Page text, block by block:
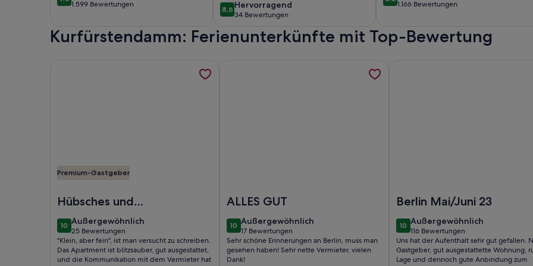
9,0 von 10
1.599 Bewertungen
(1.599
8,68,6 von 10
Hervorragend
hervorragend
34 Bewertungen
(34
bewertungen)
8,8 von 10
1.166 Bewertungen
(1.166
Kurfürstendamm: Ferienunterkünfte mit Top-Bewertung
Premium-Gastgeber
Hübsches und
sauberes Kleinod am
Stadtrand von Berlin
1010 von 10
Außergewöhnlich
außergewöhnlich
25 Bewertungen
(25
bewertungen)
"Klein, aber fein", ist man versucht zu schreiben.
Das Apartment ist blitzsauber, gut ausgestattet,
und die Kommunikation mit dem Vermieter hat
ALLES GUT
1010 von 10
Außergewöhnlich
außergewöhnlich
17 Bewertungen
(17
bewertungen)
Sehr schöne Erinnerungen an Berlin, muss man
gesehen haben! Sehr nette Vermieter, vielen
Dank!
Berlin Mai/Juni 23
1010 von 10
Außergewöhnlich
außergewöhnlich
116 Bewertungen
(116
bewertungen)
Uns hat der Aufenthalt sehr gut gefallen.
Gastgeber, gut ausgestattette Wohnung,
Lage und dennoch gute Anbindung zum